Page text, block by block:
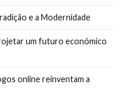
e a Modernidade
um futuro económico
online reinventam a